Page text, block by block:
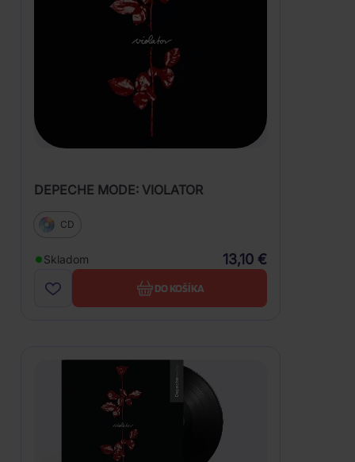
DEPECHE MODE: VIOLATOR
CD
Skladom 13,10 €
DO KOŠÍKA